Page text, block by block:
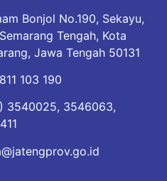
Bonjol No.190, Sekayu,
Tengah, Kota
Jawa Tengah 50131
103 190
3540025, 3546063,